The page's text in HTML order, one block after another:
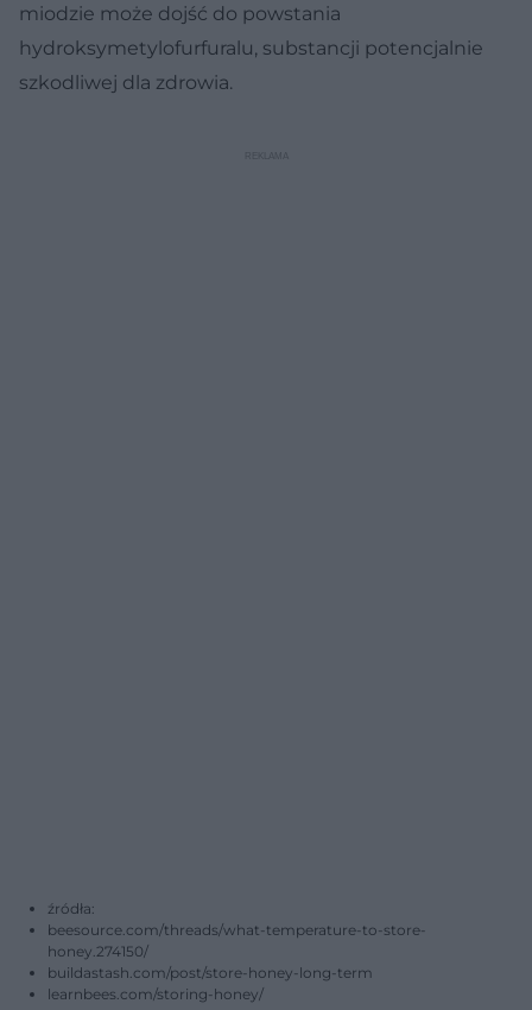
miodzie może dojść do powstania
hydroksymetylofurfuralu, substancji potencjalnie
szkodliwej dla zdrowia.
źródła:
beesource.com/threads/what-temperature-to-store-
honey.274150/
buildastash.com/post/store-honey-long-term
learnbees.com/storing-honey/